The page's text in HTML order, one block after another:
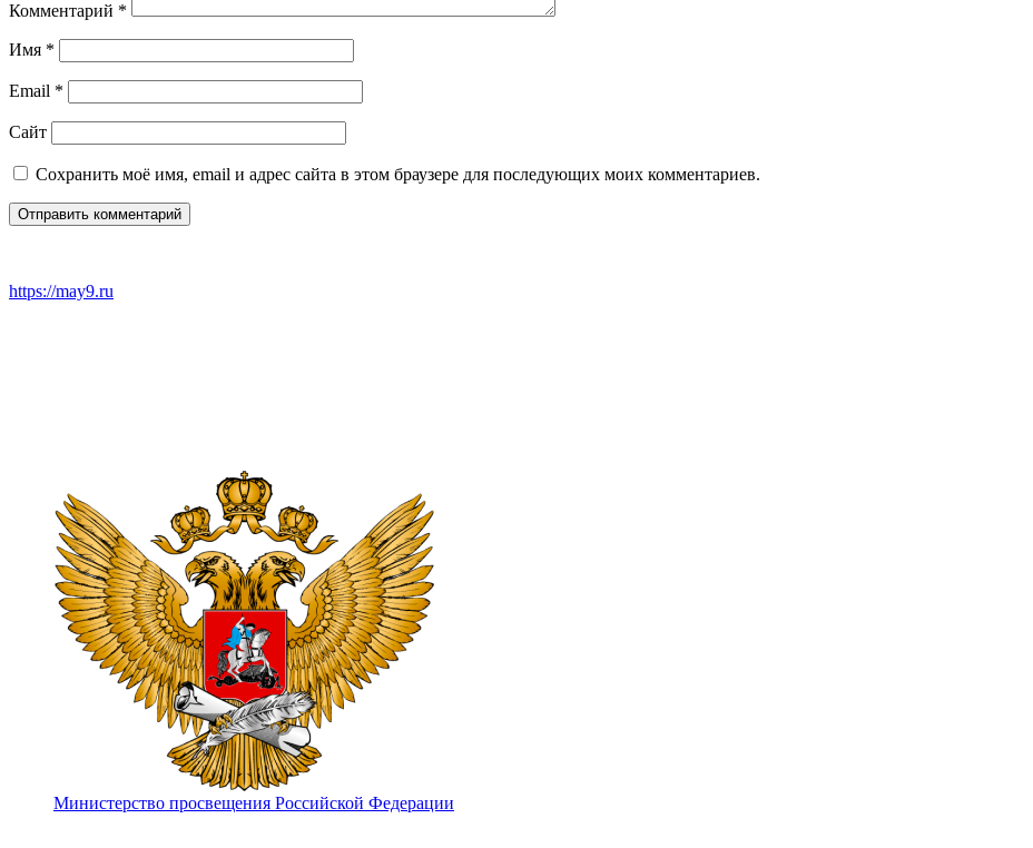
Комментарий *
Имя *
Email *
Сайт
Сохранить моё имя, email и адрес сайта в этом браузере для последующих моих комментариев.
https://may9.ru
Министерство просвещения Российской Федерации